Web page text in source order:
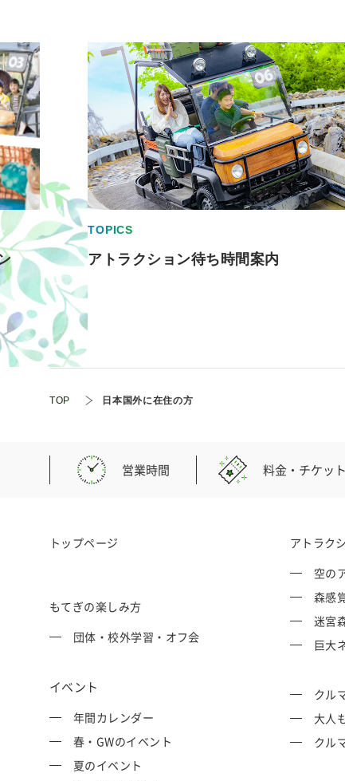
TOPICS
アトラクション待ち時間案内
TOP 日本国外に在住の方
営業時間 料金・チケット
トップページ
もてぎの楽しみ方
団体・校外学習・オフ会
イベント
年間カレンダー
春・GWのイベント
夏のイベント
アトラク
空の
森感
迷宮
巨大
クル
大人
クル